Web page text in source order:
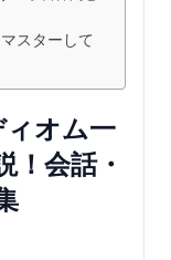
スターして
オム一
！会話・